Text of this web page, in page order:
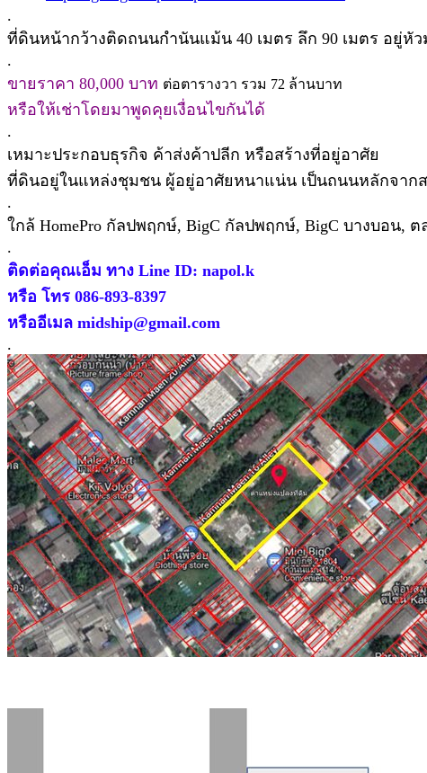
.
ที่ดินหน้ากว้างติดถนนกำนันแม้น 40 เมตร ลึก 90 เมตร อยู่หั
.
ขายราคา 80,000 บาท ต่อตารางวา รวม 72 ล้านบาท
หรือให้เช่าโดยมาพูดคุยเงื่อนไขกันได้
.
เหมาะประกอบธุรกิจ ค้าส่งค้าปลีก หรือสร้างที่อยู่อาศัย
ที่ดินอยู่ในแหล่งชุมชน ผู้อยู่อาศัยหนาแน่น เป็นถนนหลักจาก
.
ใกล้ HomePro กัลปพฤกษ์, BigC กัลปพฤกษ์, BigC บางบอน,
.
ติดต่อคุณเอ็ม ทาง Line ID: napol.k
หรือ โทร 086-893-8397
หรืออีเมล midship@gmail.com
.